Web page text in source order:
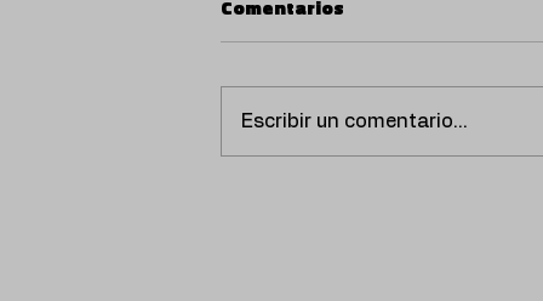
Comentarios
Escribir un comentario...